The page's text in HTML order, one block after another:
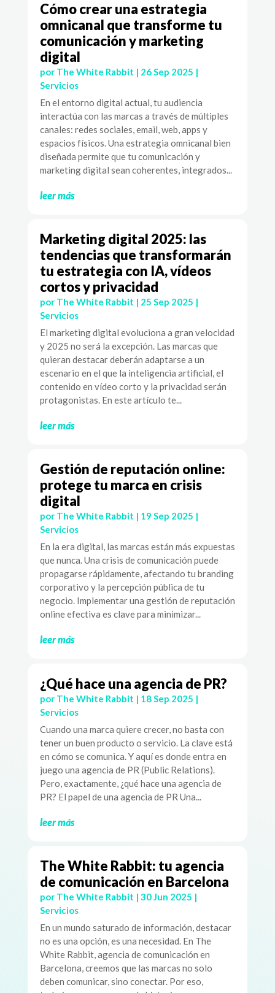
Cómo crear una estrategia
omnicanal que transforme tu
comunicación y marketing
digital
por The White Rabbit | 26 Sep 2025 |
Servicios
En el entorno digital actual, tu audiencia
interactúa con las marcas a través de múltiples
canales: redes sociales, email, web, apps y
espacios físicos. Una estrategia omnicanal bien
diseñada permite que tu comunicación y
marketing digital sean coherentes, integrados...
leer más
Marketing digital 2025: las
tendencias que transformarán
tu estrategia con IA, vídeos
cortos y privacidad
por The White Rabbit | 25 Sep 2025 |
Servicios
El marketing digital evoluciona a gran velocidad
y 2025 no será la excepción. Las marcas que
quieran destacar deberán adaptarse a un
escenario en el que la inteligencia artificial, el
contenido en vídeo corto y la privacidad serán
protagonistas. En este artículo te...
leer más
Gestión de reputación online:
protege tu marca en crisis
digital
por The White Rabbit | 19 Sep 2025 |
Servicios
En la era digital, las marcas están más expuestas
que nunca. Una crisis de comunicación puede
propagarse rápidamente, afectando tu branding
corporativo y la percepción pública de tu
negocio. Implementar una gestión de reputación
online efectiva es clave para minimizar...
leer más
¿Qué hace una agencia de PR?
por The White Rabbit | 18 Sep 2025 |
Servicios
Cuando una marca quiere crecer, no basta con
tener un buen producto o servicio. La clave está
en cómo se comunica. Y aquí es donde entra en
juego una agencia de PR (Public Relations).
Pero, exactamente, ¿qué hace una agencia de
PR? El papel de una agencia de PR Una...
leer más
The White Rabbit: tu agencia
de comunicación en Barcelona
por The White Rabbit | 30 Jun 2025 |
Servicios
En un mundo saturado de información, destacar
no es una opción, es una necesidad. En The
White Rabbit, agencia de comunicación en
Barcelona, creemos que las marcas no solo
deben comunicar, sino conectar. Por eso,